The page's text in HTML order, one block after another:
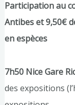
Participation au
Antibes et 9,50€
en espèces
7h50 Nice Gare
des expositions